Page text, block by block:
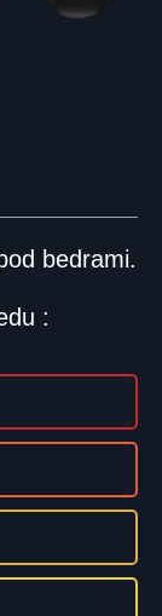
bedrami.
: